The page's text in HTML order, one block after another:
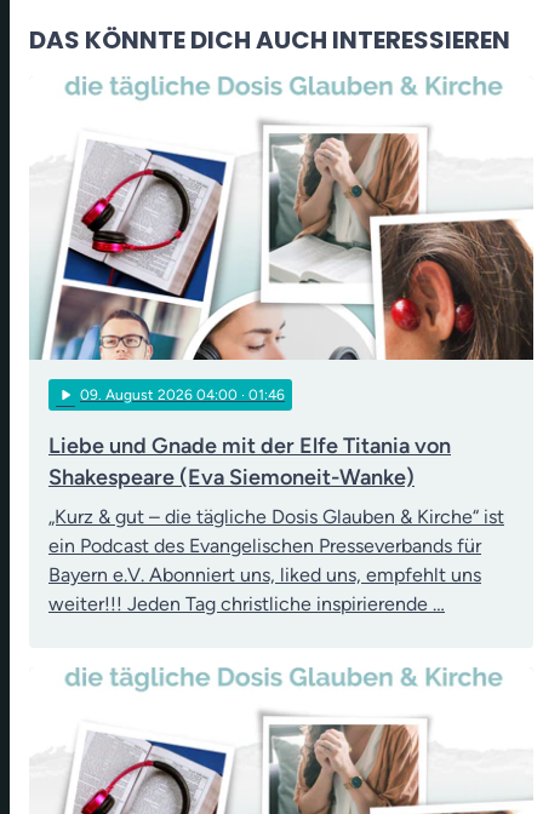
DAS KÖNNTE DICH AUCH INTERESSIEREN
play_arrow 09. August 2026 04:00 · 01:46
Liebe und Gnade mit der Elfe Titania von
Shakespeare (Eva Siemoneit-Wanke)
„Kurz & gut – die tägliche Dosis Glauben & Kirche“ ist
ein Podcast des Evangelischen Presseverbands für
Bayern e.V. Abonniert uns, liked uns, empfehlt uns
weiter!!! Jeden Tag christliche inspirierende …